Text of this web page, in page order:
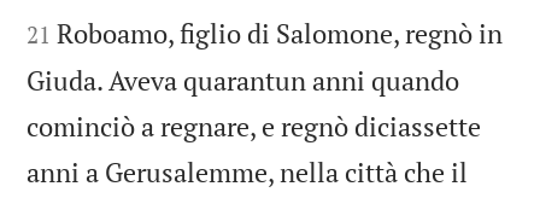


21 Roboamo, figlio di Salomone, regnò in
Giuda. Aveva quarantun anni quando
cominciò a regnare, e regnò diciassette
anni a Gerusalemme, nella città che il